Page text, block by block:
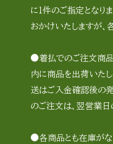
に1件のご指定となり
おかけいたしますが、
●着払でのご注文商
内に商品を出荷いた
送はご入金確認後の発
のご注文は、翌営業日
●各商品とも在庫がな